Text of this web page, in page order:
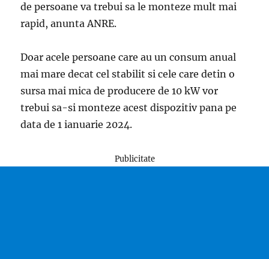
de persoane va trebui sa le monteze mult mai
rapid, anunta ANRE.
Doar acele persoane care au un consum anual
mai mare decat cel stabilit si cele care detin o
sursa mai mica de producere de 10 kW vor
trebui sa-si monteze acest dispozitiv pana pe
data de 1 ianuarie 2024.
Publicitate